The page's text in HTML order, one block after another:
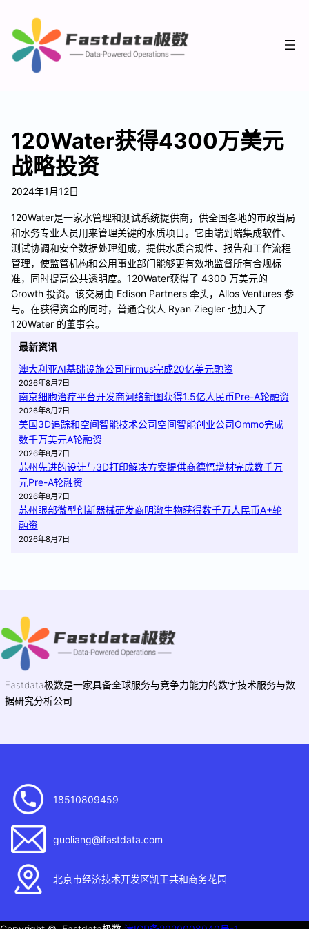
120Water获得4300万美元
战略投资
2024年1月12日
120Water是一家水管理和测试系统提供商，供全国各地的市政当局
和水务专业人员用来管理关键的水质项目。它由端到端集成软件、
测试协调和安全数据处理组成，提供水质合规性、报告和工作流程
管理，使监管机构和公用事业部门能够更有效地监督所有合规标
准，同时提高公共透明度。120Water获得了 4300 万美元的
Growth 投资。该交易由 Edison Partners 牵头，Allos Ventures 参
与。在获得资金的同时，普通合伙人 Ryan Ziegler 也加入了
120Water 的董事会。
最新资讯
澳大利亚AI基础设施公司Firmus完成20亿美元融资
2026年8月7日
南京细胞治疗平台开发商河络新图获得1.5亿人民币Pre-A轮融资
2026年8月7日
美国3D追踪和空间智能技术公司空间智能创业公司Ommo完成
数千万美元A轮融资
2026年8月7日
苏州先进的设计与3D打印解决方案提供商德悟增材完成数千万
元Pre-A轮融资
2026年8月7日
苏州眼部微型创新器械研发商明澈生物获得数千万人民币A+轮
融资
2026年8月7日
Fastdata极数是一家具备全球服务与竞争力能力的数字技术服务与数
据研究分析公司
18510809459
guoliang@ifastdata.com
北京市经济技术开发区凯王共和商务花园